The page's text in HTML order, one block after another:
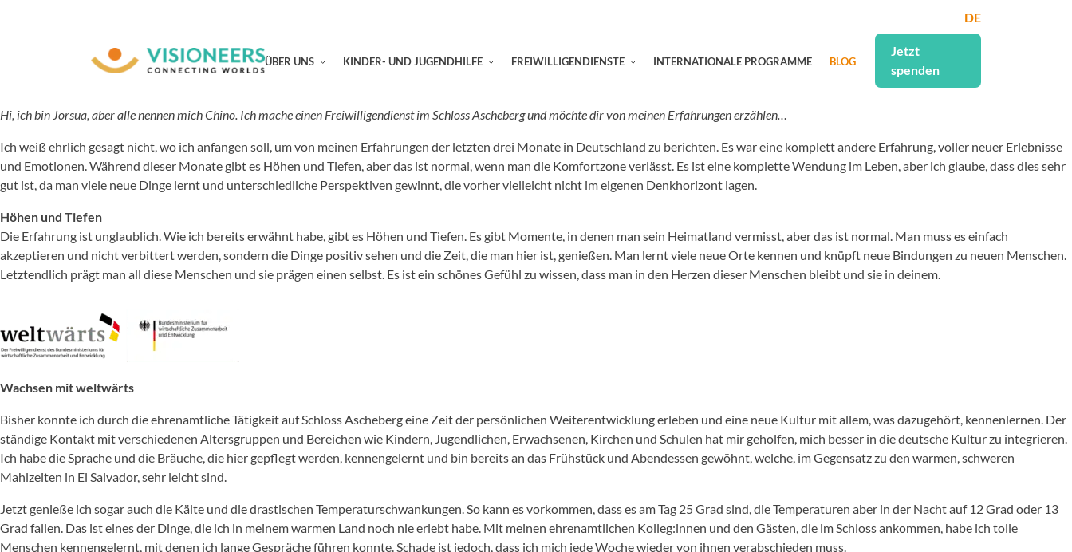
DE
ÜBER UNS KINDER- UND JUGENDHILFE FREIWILLIGENDIENSTE INTERNATIONALE PROGRAMME BLOG
Jetzt
spenden
Hi, ich bin Jorsua, aber alle nennen mich Chino. Ich mache einen Freiwilligendienst im Schloss Ascheberg und möchte dir von meinen Erfahrungen erzählen…
Ich weiß ehrlich gesagt nicht, wo ich anfangen soll, um von meinen Erfahrungen der letzten drei Monate in Deutschland zu berichten. Es war eine komplett andere Erfahrung, voller neuer Erlebnisse
und Emotionen. Während dieser Monate gibt es Höhen und Tiefen, aber das ist normal, wenn man die Komfortzone verlässt. Es ist eine komplette Wendung im Leben, aber ich glaube, dass dies sehr
gut ist, da man viele neue Dinge lernt und unterschiedliche Perspektiven gewinnt, die vorher vielleicht nicht im eigenen Denkhorizont lagen.
Höhen und Tiefen
Die Erfahrung ist unglaublich. Wie ich bereits erwähnt habe, gibt es Höhen und Tiefen. Es gibt Momente, in denen man sein Heimatland vermisst, aber das ist normal. Man muss es einfach
akzeptieren und nicht verbittert werden, sondern die Dinge positiv sehen und die Zeit, die man hier ist, genießen. Man lernt viele neue Orte kennen und knüpft neue Bindungen zu neuen Menschen.
Letztendlich prägt man all diese Menschen und sie prägen einen selbst. Es ist ein schönes Gefühl zu wissen, dass man in den Herzen dieser Menschen bleibt und sie in deinem.
Wachsen mit weltwärts
Bisher konnte ich durch die ehrenamtliche Tätigkeit auf Schloss Ascheberg eine Zeit der persönlichen Weiterentwicklung erleben und eine neue Kultur mit allem, was dazugehört, kennenlernen. Der
ständige Kontakt mit verschiedenen Altersgruppen und Bereichen wie Kindern, Jugendlichen, Erwachsenen, Kirchen und Schulen hat mir geholfen, mich besser in die deutsche Kultur zu integrieren.
Ich habe die Sprache und die Bräuche, die hier gepflegt werden, kennengelernt und bin bereits an das Frühstück und Abendessen gewöhnt, welche, im Gegensatz zu den warmen, schweren
Mahlzeiten in El Salvador, sehr leicht sind.
Jetzt genieße ich sogar auch die Kälte und die drastischen Temperaturschwankungen. So kann es vorkommen, dass es am Tag 25 Grad sind, die Temperaturen aber in der Nacht auf 12 Grad oder 13
Grad fallen. Das ist eines der Dinge, die ich in meinem warmen Land noch nie erlebt habe. Mit meinen ehrenamtlichen Kolleg:innen und den Gästen, die im Schloss ankommen, habe ich tolle
Menschen kennengelernt, mit denen ich lange Gespräche führen konnte. Schade ist jedoch, dass ich mich jede Woche wieder von ihnen verabschieden muss.